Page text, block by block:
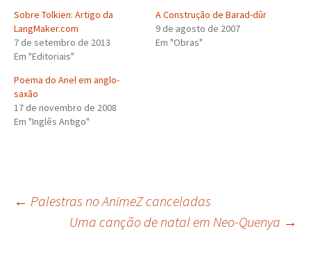
Sobre Tolkien: Artigo da
LangMaker.com
7 de setembro de 2013
Em "Editoriais"
A Construção de Barad-dûr
9 de agosto de 2007
Em "Obras"
Poema do Anel em anglo-
saxão
17 de novembro de 2008
Em "Inglês Antigo"
Navegação
← Palestras no AnimeZ canceladas
Uma canção de natal em Neo-Quenya →